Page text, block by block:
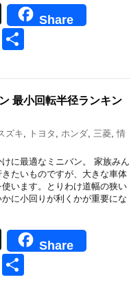
X
Share
最小回転半径ランキン
ズキ トヨタ ホンダ 三菱 情
に最適なミニバン。 家族みん
たいものですが、大きな車体
います。とりわけ道幅の狭い
に小回りが利くかが重要にな
X
Share